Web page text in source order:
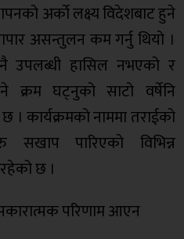
अर्काे लक्ष्य विदेशबाट हुने
असन्तुलन कम गर्नु थियो ।
उपलब्धी हासिल नभएको र
घट्नुको साटो वर्षेनि
। कार्यक्रमको नाममा तराईको
पारिएको विभिन्न
छ ।
परिणाम आएन